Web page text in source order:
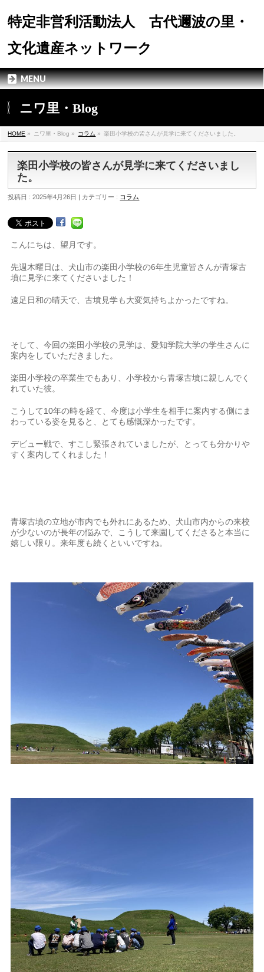
特定非営利活動法人 古代邇波の里・
文化遺産ネットワーク
MENU
ニワ里・Blog
HOME » ニワ里・Blog » コラム » 楽田小学校の皆さんが見学に来てくださいました。
楽田小学校の皆さんが見学に来てくださいまし
た。
投稿日 : 2025年4月26日 | カテゴリー : コラム
こんにちは、望月です。
先週木曜日は、犬山市の楽田小学校の6年生児童皆さんが青塚古
墳に見学に来てくださいました！
遠足日和の晴天で、古墳見学も大変気持ちよかったですね。
そして、今回の楽田小学校の見学は、愛知学院大学の学生さんに
案内をしていただきました。
楽田小学校の卒業生でもあり、小学校から青塚古墳に親しんでく
れていた彼。
こうして10年の時を経て、今度は小学生を相手に案内する側にま
わっている姿を見ると、とても感慨深かったです。
デビュー戦で、すこし緊張されていましたが、とっても分かりや
すく案内してくれました！
青塚古墳の立地が市内でも外れにあるため、犬山市内からの来校
が少ないのが長年の悩みで、こうして来園してくださると本当に
嬉しい限り。来年度も続くといいですね。